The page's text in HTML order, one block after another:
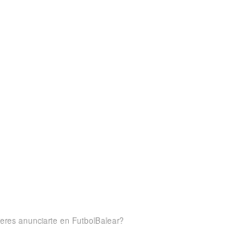
anunciarte en FutbolBalear?